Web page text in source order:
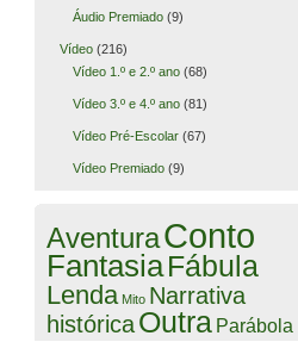
Áudio Premiado(9)
Vídeo(216)
Vídeo 1.º e 2.º ano(68)
Vídeo 3.º e 4.º ano(81)
Vídeo Pré-Escolar(67)
Vídeo Premiado(9)
AventuraConto
FantasiaFábula
Lenda Mito Narrativa
históricaOutra Parábola